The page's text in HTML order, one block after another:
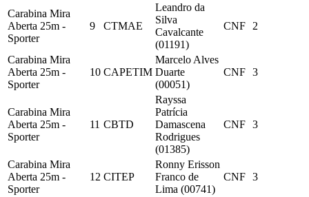
Carabina Mira
Aberta 25m -
Sporter
9 CTMAE
Leandro da
Silva
Cavalcante
(01191)
CNF 2
Carabina Mira
Aberta 25m -
Sporter
10 CAPETIM
Marcelo Alves
Duarte
(00051)
CNF 3
Carabina Mira
Aberta 25m -
Sporter
11 CBTD
Rayssa
Patrícia
Damascena
Rodrigues
(01385)
CNF 3
Carabina Mira
Aberta 25m -
Sporter
12 CITEP
Ronny Erisson
Franco de
Lima (00741)
CNF 3